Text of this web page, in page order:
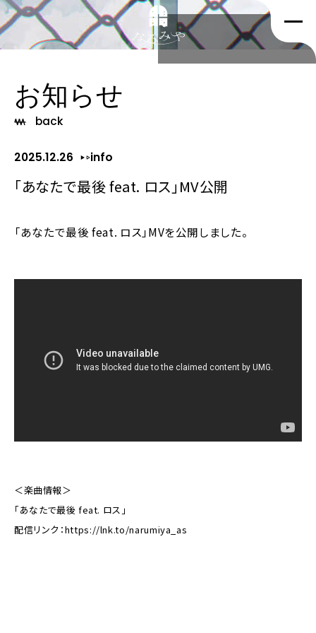
お知らせ
back
2025.12.26 info
「あなたで最後 feat. ロス」MV公開
「あなたで最後 feat. ロス」MVを公開しました。
＜楽曲情報＞
「あなたで最後 feat. ロス」
配信リンク：https://lnk.to/narumiya_as